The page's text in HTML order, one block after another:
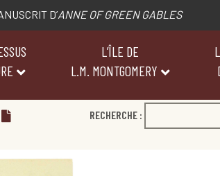
D’ANNE OF GREEN GABLES
L’ÎLE DE
L.M. MONTGOMERY
RECHERCHE :